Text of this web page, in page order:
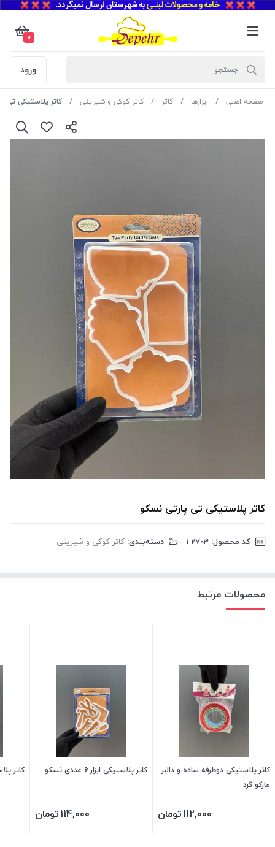
0
ورود
صفحه اصلی ابزارها کاتر کاتر کوکی و شیرینی کاتر پلاستیکی تی
کاتر پلاستیکی تی پارتی نسکو
کد محصول: دسته‌بندی: کاتر کوکی و شیرینی
محصولات مرتبط
کاتر پلاستیکی دوطرفه ساده و دالبر
مارکو گرد
112,000تومان
کاتر پلاستیکی ابزار 6 عددی نسکو
114,000تومان
کاتر